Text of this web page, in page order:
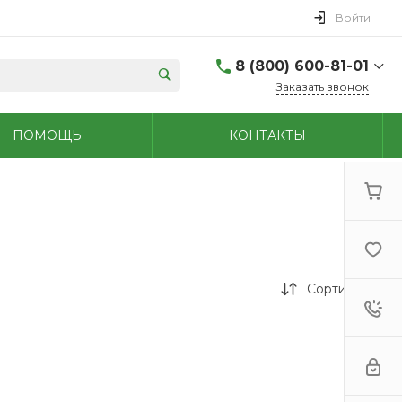
Войти
8 (800) 600-81-01
г. Новомосковск,
9.00-18.00
Заказать звонок
ПОМОЩЬ КОНТАКТЫ
Сортировка